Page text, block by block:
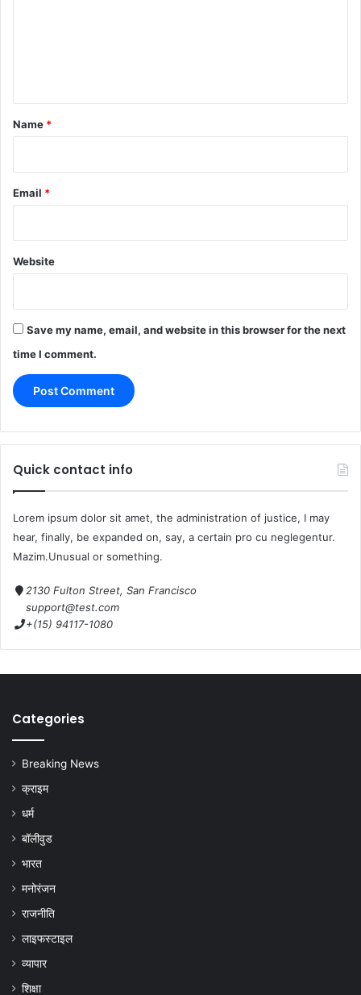
*
Name *
Email *
Website
Save my name, email, and website in this browser for the next
time I comment.
Quick contact info
Lorem ipsum dolor sit amet, the administration of justice, I may
hear, finally, be expanded on, say, a certain pro cu neglegentur.
Mazim.Unusual or something.
2130 Fulton Street, San Francisco
support@test.com
+(15) 94117-1080
Categories
Breaking News
क्राइम
धर्म
बॉलीवुड
भारत
मनोरंजन
राजनीति
लाइफस्टाइल
व्यापार
शिक्षा